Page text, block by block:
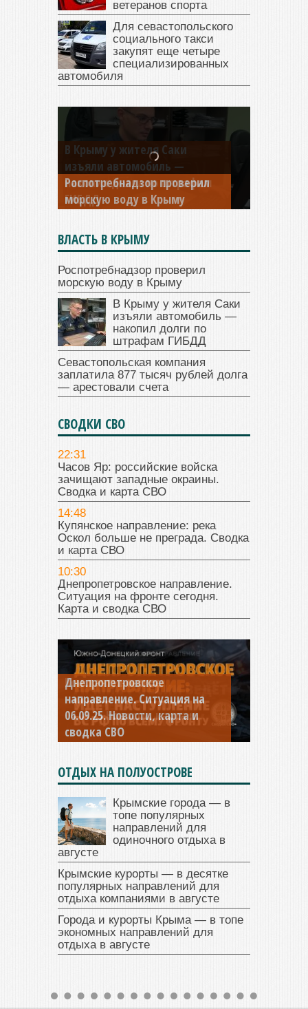
ветеранов спорта
Для севастопольского
социального такси
закупят еще четыре
специализированных
автомобиля
В Крыму у жителя Саки
изъяли автомобиль —
накопил долги по штрафам
ГИБДД
ВЛАСТЬ В КРЫМУ
Роспотребнадзор проверил
морскую воду в Крыму
В Крыму у жителя Саки
изъяли автомобиль —
накопил долги по
штрафам ГИБДД
Севастопольская компания
заплатила 877 тысяч рублей долга
— арестовали счета
СВОДКИ СВО
22:31
Часов Яр: российские войска
зачищают западные окраины.
Сводка и карта СВО
14:48
Купянское направление: река
Оскол больше не преграда. Сводка
и карта СВО
10:30
Днепропетровское направление.
Ситуация на фронте сегодня.
Карта и сводка СВО
Константиновское
направление. Ситуация на
04.09.25 Новости, карта и
сводка СВО
ОТДЫХ НА ПОЛУОСТРОВЕ
Крымские города — в
топе популярных
направлений для
одиночного отдыха в
августе
Крымские курорты — в десятке
популярных направлений для
отдыха компаниями в августе
Города и курорты Крыма — в топе
экономных направлений для
отдыха в августе